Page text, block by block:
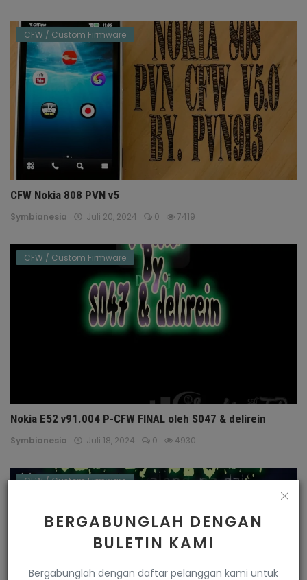
BERGABUNGLAH DENGAN
BULETIN KAMI
Bergabunglah dengan daftar pelanggan kami untuk
CFW / Custom Firmware
CFW Nokia 808 PVN v5
Symbianesia Juli 20, 2024 0 7419
CFW / Custom Firmware
Nokia E52 v91.004 P-CFW FINAL oleh S047 & delirein
Symbianesia Juli 18, 2024 0 4930
CFW / Custom Firmware